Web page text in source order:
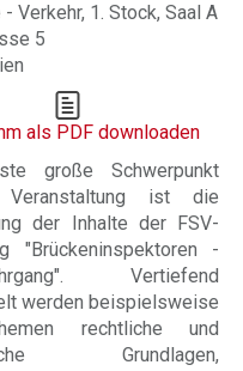
Verkehr, 1. Stock, Saal A
5
als PDF downloaden
große Schwerpunkt
ist die
der Inhalte der FSV-
"Brückeninspektoren -
Vertiefend
werden beispielsweise
rechtliche und
Grundlagen,